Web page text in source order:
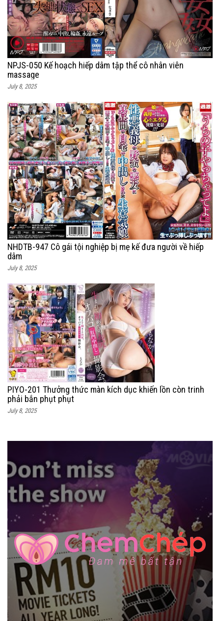
NPJS-050 Kế hoạch hiếp dâm tập thể cô nhân viên
massage
July 8, 2025
NHDTB-947 Cô gái tội nghiệp bị mẹ kế đưa người về hiếp
dâm
July 8, 2025
PIYO-201 Thưởng thức màn kích dục khiến lồn còn trinh
phải bắn phụt phụt
July 8, 2025